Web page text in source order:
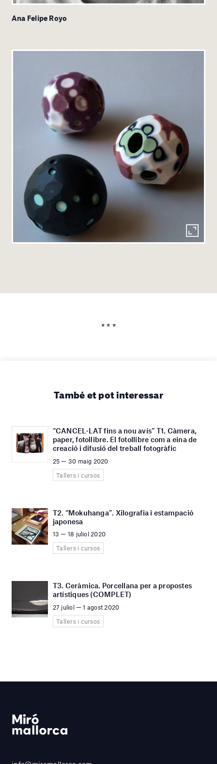
Ana Felipe Royo
* * *
També et pot interessar
“CANCEL·LAT fins a nou avís” T1. Càmera,
paper, fotollibre. El fotollibre com a eina de
creació i difusió del treball fotogràfic
25 — 30 maig 2020
Tallers i cursos
T2. “Mokuhanga”. Xilografia i estampació
japonesa
13 — 18 juliol 2020
Tallers i cursos
T3. Ceràmica. Porcellana per a propostes
artístiques (COMPLET)
27 juliol — 1 agost 2020
Tallers i cursos